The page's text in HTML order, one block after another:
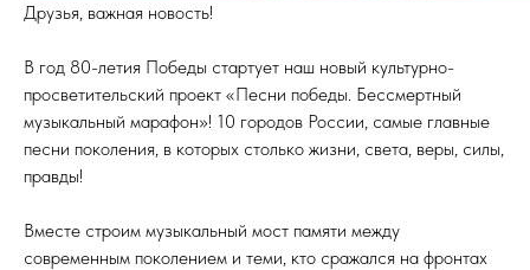
Друзья, важная новость!
В год 80-летия Победы стартует наш новый культурно-
просветительский проект «Песни победы. Бессмертный
музыкальный марафон»! 10 городов России, самые главные
песни поколения, в которых столько жизни, света, веры, силы,
правды!
Вместе строим музыкальный мост памяти между
современным поколением и теми, кто сражался на фронтах